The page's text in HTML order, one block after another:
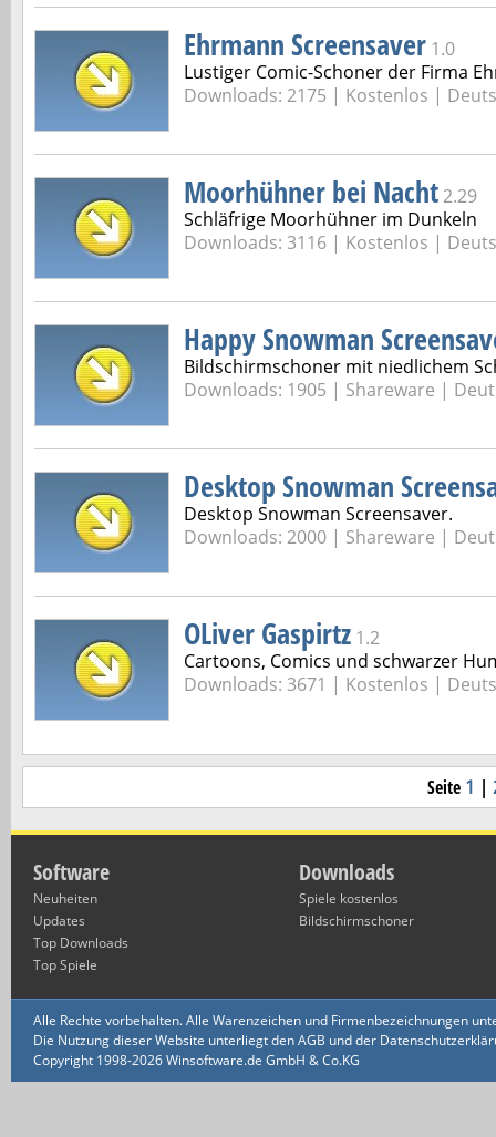
Ehrmann Screensaver 1.0
Lustiger Comic-Schoner der Firma
Downloads: 2175 | Kostenlos |
Moorhühner bei Nacht 2.29
Schläfrige Moorhühner im Dunkeln
Downloads: 3116 | Kostenlos |
Happy Snowman
Bildschirmschoner mit niedlichem
Downloads: 1905 | Shareware |
Desktop Snowman
Desktop Snowman Screensaver.
Downloads: 2000 | Shareware |
OLiver Gaspirtz 1.2
Cartoons, Comics und schwarzer
Downloads: 3671 | Kostenlos |
Seite 1 |
Software
Neuheiten
Updates
Top Downloads
Top Spiele
Downloads
Spiele kostenlos
Bildschirmschoner
Alle Rechte vorbehalten. Alle Warenzeichen und Firmenbezeichnungen
Die Nutzung dieser Website unterliegt den AGB und der
Copyright 1998-2026 Winsoftware.de GmbH & Co.KG